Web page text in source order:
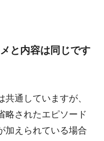
と内容は同じです
通していますが、
略されたエピソード
加えられている場合